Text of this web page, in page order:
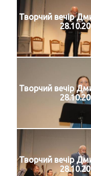
Творчий вечір
Творчий вечір
Творчий вечір